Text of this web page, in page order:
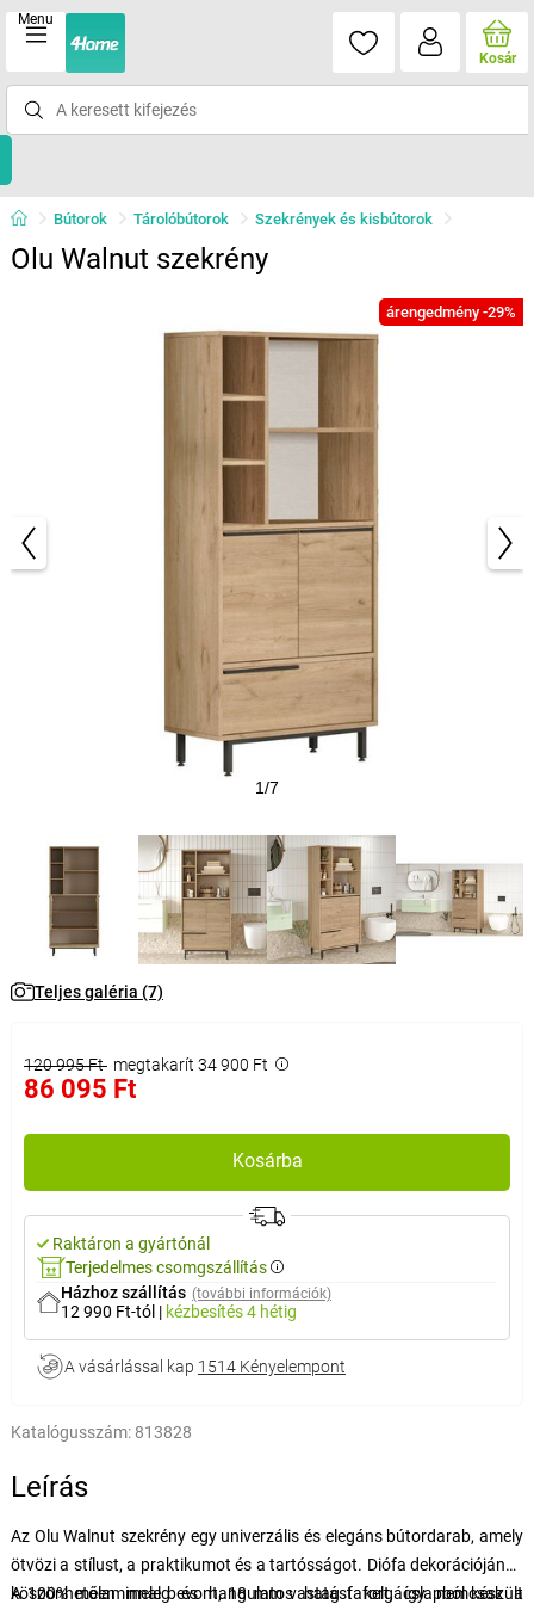
Menu
Kosár
Bútorok Tárolóbútorok Szekrények és kisbútorok
Olu Walnut szekrény
árengedmény -29%
1/7
Teljes galéria (7)
120 995 Ft megtakarít 34 900 Ft
86 095 Ft
Kosárba
Raktáron a gyártónál
Terjedelmes csomgszállítás
Házhoz szállítás (további információk)
12 990 Ft-tól | kézbesítés4 hétig
A vásárlással kap 1514 Kényelempont
Katalógusszám: 813828
Leírás
Az Olu Walnut szekrény egy univerzális és elegáns bútordarab, amely
ötvözi a stílust, a praktikumot és a tartósságot. Diófa dekorációjának
köszönhetően meleg és hangulatos hatást kelt, így nemcsak a
A 100% melaminnal bevont, 18 mm vastag faforgácslapból készült